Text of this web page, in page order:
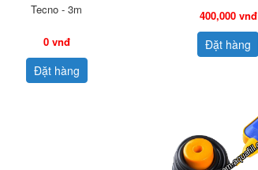
Tecno - 3m
0 vnđ
Đặt hàng
400,000 vnđ
Đặt hàng